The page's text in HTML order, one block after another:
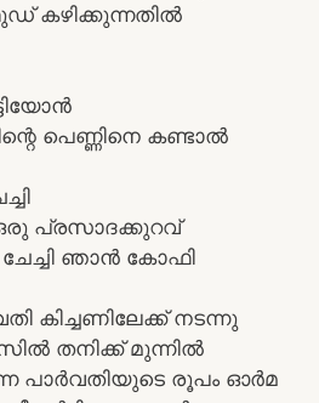
കഴിക്കുന്നതിൽ
പെണ്ണിനെ കണ്ടാൽ
പ്രസാദക്കുറവ്
ഞാൻ കോഫി
കിച്ചണിലേക്ക് നടന്നു
തനിക്ക് മുന്നിൽ
പാർവതിയുടെ രൂപം ഓർമ